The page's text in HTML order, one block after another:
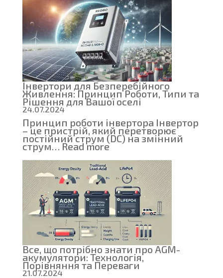
надійність:
Чому
SSD
витісняють
HDD
Інвертори для Безперебійного
Живлення: Принцип Роботи, Типи та
Рішення для Вашої оселі
24.07.2024
Принцип роботи інвертора Інвертор
– це пристрій, який перетворює
постійний струм (DC) на змінний
струм…Read more:
Інвертори
для
Безперебійного
Живлення:
Принцип
Роботи,
Типи
та
Рішення
для
Вашої
оселі
Все, що потрібно знати про AGM-
акумулятори: Технологія,
Порівняння та Переваги
21.07.2024